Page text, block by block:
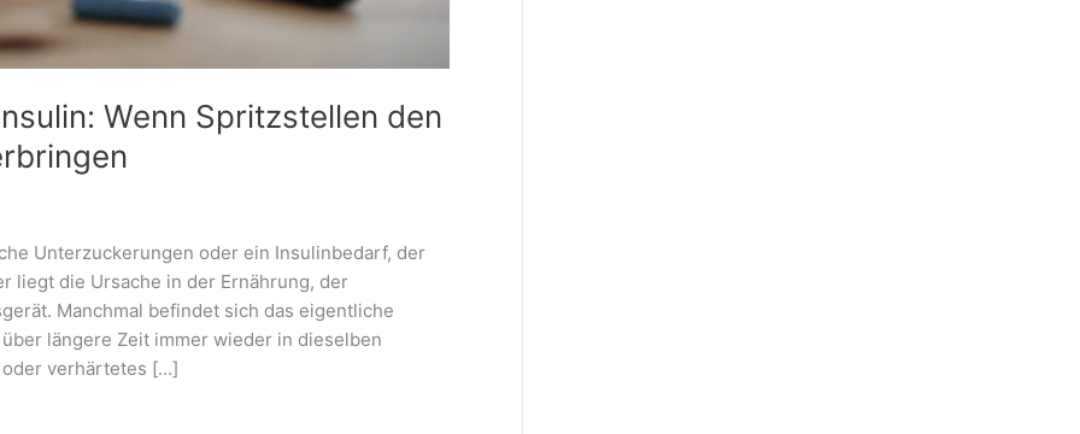
Wenn Spritzstellen den
Unterzuckerungen oder ein Insulinbedarf, der
liegt die Ursache in der Ernährung, der
Manchmal befindet sich das eigentliche
längere Zeit immer wieder in dieselben
verhärtetes […]